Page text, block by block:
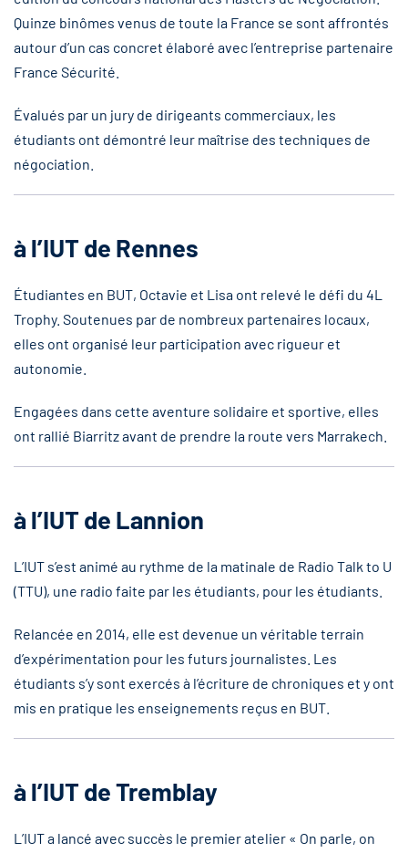
Quinze binômes venus de toute la France se sont affrontés
autour d’un cas concret élaboré avec l’entreprise partenaire
France Sécurité.
Évalués par un jury de dirigeants commerciaux, les
étudiants ont démontré leur maîtrise des techniques de
négociation.
à l’IUT de Rennes
Étudiantes en BUT, Octavie et Lisa ont relevé le défi du 4L
Trophy. Soutenues par de nombreux partenaires locaux,
elles ont organisé leur participation avec rigueur et
autonomie.
Engagées dans cette aventure solidaire et sportive, elles
ont rallié Biarritz avant de prendre la route vers Marrakech.
à l’IUT de Lannion
L’IUT s’est animé au rythme de la matinale de Radio Talk to U
(TTU), une radio faite par les étudiants, pour les étudiants.
Relancée en 2014, elle est devenue un véritable terrain
d’expérimentation pour les futurs journalistes. Les
étudiants s’y sont exercés à l’écriture de chroniques et y ont
mis en pratique les enseignements reçus en BUT.
à l’IUT de Tremblay
L’IUT a lancé avec succès le premier atelier « On parle, on